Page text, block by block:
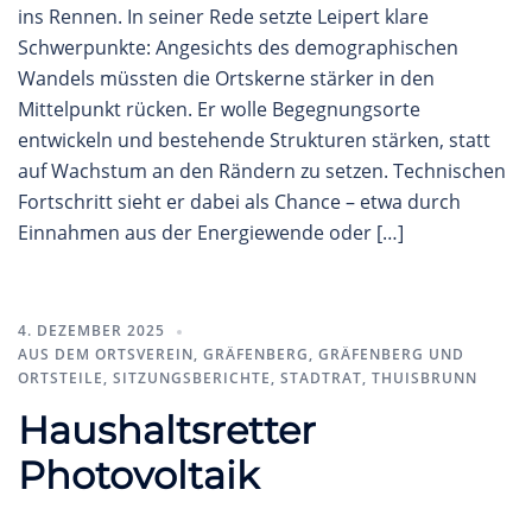
ins Rennen. In seiner Rede setzte Leipert klare
Schwerpunkte: Angesichts des demographischen
Wandels müssten die Ortskerne stärker in den
Mittelpunkt rücken. Er wolle Begegnungsorte
entwickeln und bestehende Strukturen stärken, statt
auf Wachstum an den Rändern zu setzen. Technischen
Fortschritt sieht er dabei als Chance – etwa durch
Einnahmen aus der Energiewende oder […]
4. DEZEMBER 2025
AUS DEM ORTSVEREIN, GRÄFENBERG, GRÄFENBERG UND
ORTSTEILE, SITZUNGSBERICHTE, STADTRAT, THUISBRUNN
Haushaltsretter
Photovoltaik